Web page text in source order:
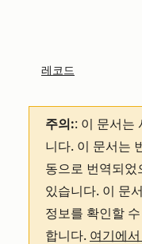
레코드
주의:: 이 문서는
니다. 이 문서는
동으로 번역되었
있습니다. 이 문
정보를 확인할
합니다. 여기에